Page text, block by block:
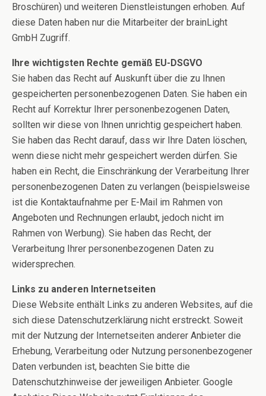
Broschüren) und weiteren Dienstleistungen erhoben. Auf
diese Daten haben nur die Mitarbeiter der brainLight
GmbH Zugriff.
Ihre wichtigsten Rechte gemäß EU-DSGVO
Sie haben das Recht auf Auskunft über die zu Ihnen
gespeicherten personenbezogenen Daten. Sie haben ein
Recht auf Korrektur Ihrer personenbezogenen Daten,
sollten wir diese von Ihnen unrichtig gespeichert haben.
Sie haben das Recht darauf, dass wir Ihre Daten löschen,
wenn diese nicht mehr gespeichert werden dürfen. Sie
haben ein Recht, die Einschränkung der Verarbeitung Ihrer
personenbezogenen Daten zu verlangen (beispielsweise
ist die Kontaktaufnahme per E-Mail im Rahmen von
Angeboten und Rechnungen erlaubt, jedoch nicht im
Rahmen von Werbung). Sie haben das Recht, der
Verarbeitung Ihrer personenbezogenen Daten zu
widersprechen.
Links zu anderen Internetseiten
Diese Website enthält Links zu anderen Websites, auf die
sich diese Datenschutzerklärung nicht erstreckt. Soweit
mit der Nutzung der Internetseiten anderer Anbieter die
Erhebung, Verarbeitung oder Nutzung personenbezogener
Daten verbunden ist, beachten Sie bitte die
Datenschutzhinweise der jeweiligen Anbieter. Google